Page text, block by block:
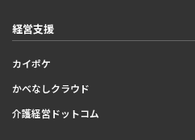
経営支援
カイポケ
かべなしクラウド
介護経営ドットコム